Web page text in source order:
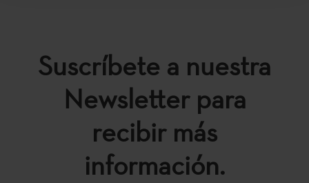
Suscríbete a nuestra
Newsletter para
recibir más
información.